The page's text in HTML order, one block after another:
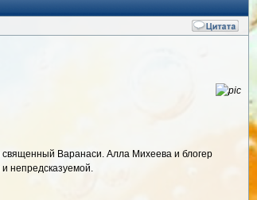
Варанаси. Алла Михеева и блогер
непредсказуемой.